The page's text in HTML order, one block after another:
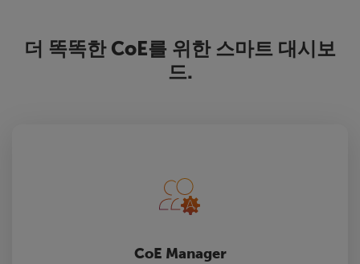
더 똑똑한 CoE를 위한 스마트 대시보
드.
CoE Manager